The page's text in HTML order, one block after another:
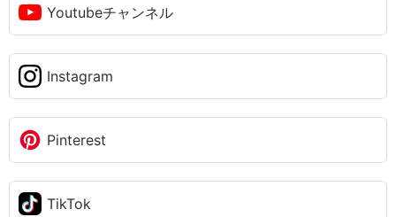
Youtubeチャンネル
Instagram
Pinterest
TikTok